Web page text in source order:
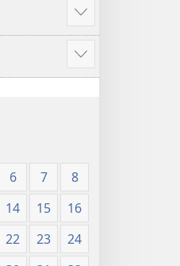
Tunjukkan
lagi
Tunjukkan
lagi
6 7
8
14 15
16
22 23
24